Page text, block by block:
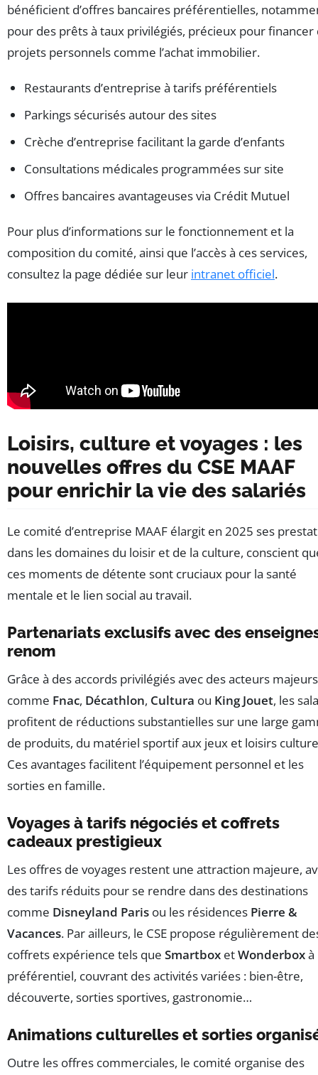
bénéficient d’offres bancaires préférentielles,
pour des prêts à taux privilégiés, précieux pour financer
projets personnels comme l’achat immobilier.
Restaurants d’entreprise à tarifs préférentiels
Parkings sécurisés autour des sites
Crèche d’entreprise facilitant la garde d’enfants
Consultations médicales programmées sur site
Offres bancaires avantageuses via Crédit Mutuel
Pour plus d’informations sur le fonctionnement et la
composition du comité, ainsi que l’accès à ces services,
consultez la page dédiée sur leur intranet officiel.
Loisirs, culture et voyages : les
nouvelles offres du CSE MAAF
pour enrichir la vie des salariés
Le comité d’entreprise MAAF élargit en 2025 ses
dans les domaines du loisir et de la culture, conscient
ces moments de détente sont cruciaux pour la santé
mentale et le lien social au travail.
Partenariats exclusifs avec des
renom
Grâce à des accords privilégiés avec des acteurs majeurs
comme Fnac, Décathlon, Cultura ou King Jouet, les
profitent de réductions substantielles sur une large
de produits, du matériel sportif aux jeux et loisirs
Ces avantages facilitent l’équipement personnel et les
sorties en famille.
Voyages à tarifs négociés et coffrets
cadeaux prestigieux
Les offres de voyages restent une attraction majeure,
des tarifs réduits pour se rendre dans des destinations
comme Disneyland Paris ou les résidences Pierre &
Vacances. Par ailleurs, le CSE propose régulièrement
coffrets expérience tels que Smartbox etWonderboxà
préférentiel, couvrant des activités variées : bien-être,
découverte, sorties sportives, gastronomie…
Animations culturelles et sorties
Outre les offres commerciales, le comité organise des